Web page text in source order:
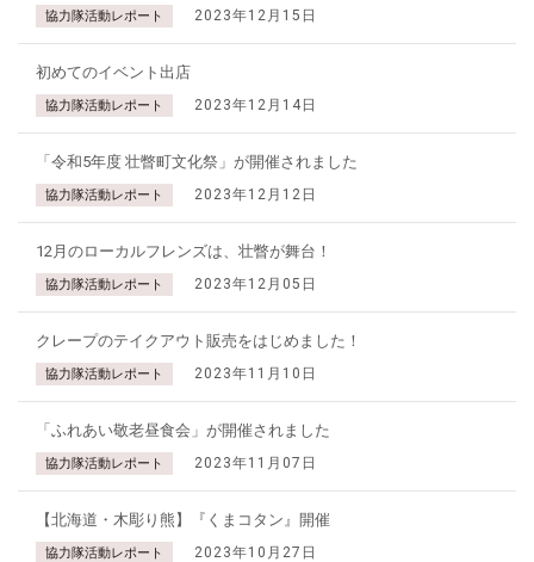
協力隊活動レポート 2023年12月15日
初めてのイベント出店
協力隊活動レポート 2023年12月14日
「令和5年度 壮瞥町文化祭」が開催されました
協力隊活動レポート 2023年12月12日
12月のローカルフレンズは、壮瞥が舞台！
協力隊活動レポート 2023年12月05日
クレープのテイクアウト販売をはじめました！
協力隊活動レポート 2023年11月10日
「ふれあい敬老昼食会」が開催されました
協力隊活動レポート 2023年11月07日
【北海道・木彫り熊】『くまコタン』開催
協力隊活動レポート 2023年10月27日